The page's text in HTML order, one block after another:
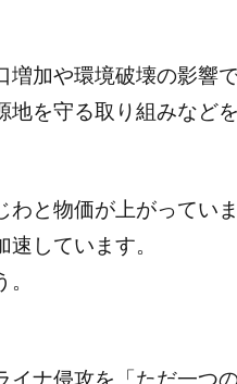
加や環境破壊の影響
を守る取り組みなどを
と物価が上がっていま
しています。
イナ侵攻を「ただ一つ